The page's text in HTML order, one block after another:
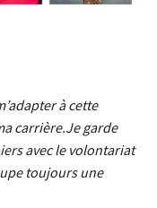
à cette
carrière.Je garde
avec le volontariat
toujours une